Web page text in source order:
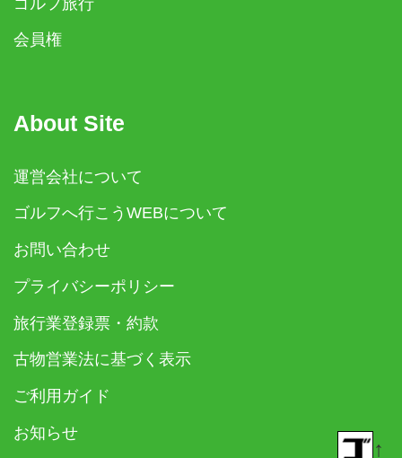
会員権
About Site
運営会社について
ゴルフへ行こうWEBについて
お問い合わせ
プライバシーポリシー
旅行業登録票・約款
古物営業法に基づく表示
ご利用ガイド
お知らせ
↑